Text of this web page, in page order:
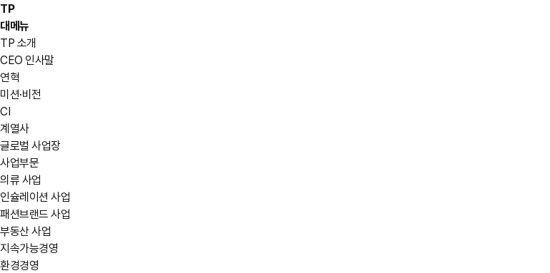
TP
대메뉴
TP 소개
CEO 인사말
연혁
미션·비전
CI
계열사
글로벌 사업장
사업부문
의류 사업
인슐레이션 사업
패션브랜드 사업
부동산 사업
지속가능경영
환경경영